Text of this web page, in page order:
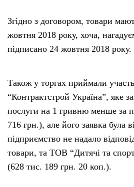
Згідно з договором, товари
жовтня 2018 року, хоча,
підписано 24 жовтня 2018 року.
Також у торгах приймали
“Контрактстрой Україна”, яке
послуги на 1 гривню менше за
716 грн.), але його заявка була
підприємство не надало
товари, та ТОВ “Дитячі та
(628 тис. 189 грн. 20 коп.).